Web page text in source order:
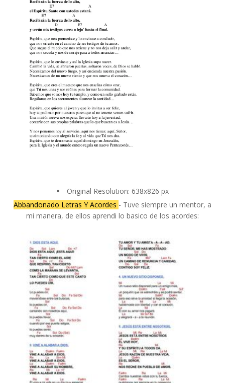
Original Resolution: 638x826 px
Abbandonado Letras Y Acordes - Tuve siempre un mentor, a
mi manera, de ellos aprendi lo basico de los acordes: